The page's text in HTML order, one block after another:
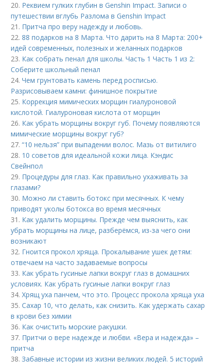
20. Реквием гулких глубин в Genshin Impact. Записи о
путешествии вглубь Разлома в Genshin Impact
21. Притча про веру надежду и любовь.
22.88 подарков на 8 Марта. Что дарить на 8 Марта: 200+
идей современных, полезных и желанных подарков
23. Как собрать пенал для школы. Часть 1 Часть 1 из 2:
Соберите школьный пенал
24.Чем грунтовать камень перед росписью.
Разрисовываем камни: финишное покрытие
25. Коррекция мимических морщин гиалуроновой
кислотой. Гиалуроновая кислота от морщин
26. Как убрать морщины вокруг губ. Почему появляются
мимические морщины вокруг губ?
27.“10 нельзя” при выпадении волос. Мазь от витилиго
28. 10 советов для идеальной кожи лица. Кэндис
Свейнпол
29. Процедуры для глаз. Как правильно ухаживать за
глазами?
30. Можно ли ставить ботокс при месячных. К чему
приводят уколы ботокса во время месячных
31. Как удалить морщины. Прежде чем выяснить, как
убрать морщины на лице, разберёмся, из-за чего они
возникают
32. Гноится прокол хряща. Прокалывание ушек детям:
отвечаем на часто задаваемые вопросы
33. Как убрать гусиные лапки вокруг глаз в домашних
условиях. Как убрать гусиные лапки вокруг глаз
34.Хрящ уха панчем, что это. Процесс прокола хряща уха
35.Сахар 10, что делать, как снизить. Как удержать сахар
в крови без химии
36. Как очистить морские ракушки.
37. Притчи о вере надежде и любви. «Вера и надежда» –
притча
38.Забавные истории из жизни великих людей. 5 историй